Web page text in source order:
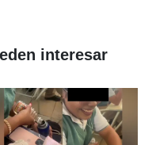
interesar